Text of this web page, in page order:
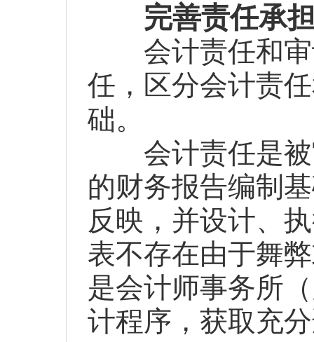
完善责任承
会计责任和审
任，区分会计责
础。
会计责任是被
的财务报告编制
反映，并设计、
表不存在由于舞
是会计师事务所
计程序，获取充